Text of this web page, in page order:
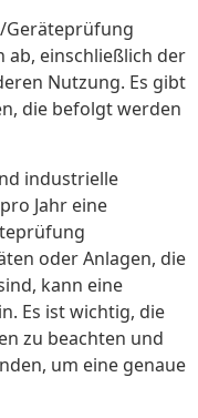
Geräteprüfung
ab, einschließlich der
Nutzung. Es gibt
die befolgt werden
industrielle
Jahr eine
oder Anlagen, die
kann eine
Es ist wichtig, die
zu beachten und
um eine genaue